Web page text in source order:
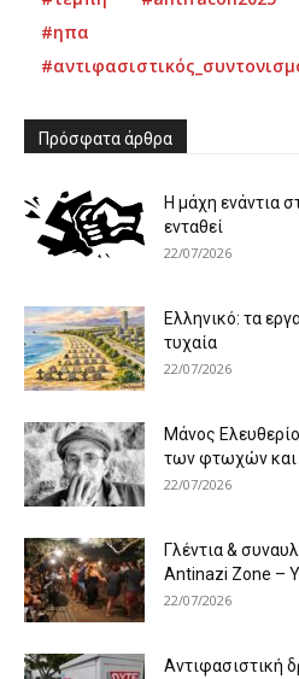
#ηπα
Πρόσφατα άρθρα
Η μάχη ενάντια
ενταθεί
22/07/2026
Ελληνικό: τα
τυχαία
22/07/2026
Μάνος
των φτωχών και
22/07/2026
Γλέντια &
Antinazi Zone –
22/07/2026
Αντιφασιστική